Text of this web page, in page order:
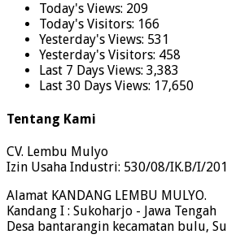
Today's Views: 209
Today's Visitors: 166
Yesterday's Views: 531
Yesterday's Visitors: 458
Last 7 Days Views: 3,383
Last 30 Days Views: 17,650
Tentang Kami
CV. Lembu Mulyo
Izin Usaha Industri: 530/08/IK.B/I/
Alamat KANDANG LEMBU MULYO.
Kandang I : Sukoharjo - Jawa Tengah
Desa bantarangin kecamatan bulu,